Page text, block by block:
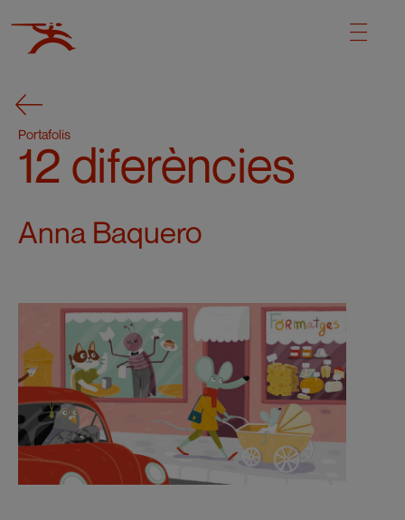
Portafolis
12 diferències
Anna Baquero